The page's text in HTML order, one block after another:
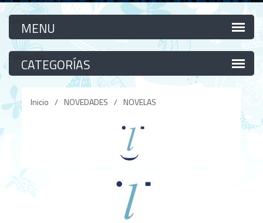
Categorías
Categorías
Inicio / NOVEDADES / NOVELAS